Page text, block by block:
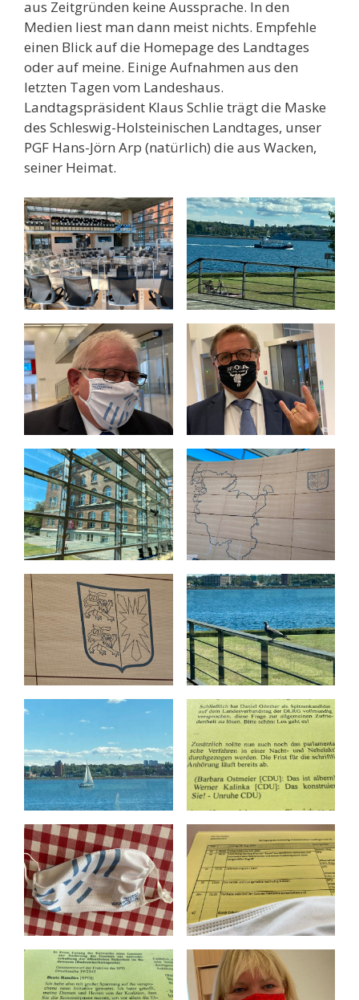
aus Zeitgründen keine Aussprache. In den
Medien liest man dann meist nichts. Empfehle
einen Blick auf die Homepage des Landtages
oder auf meine. Einige Aufnahmen aus den
letzten Tagen vom Landeshaus.
Landtagspräsident Klaus Schlie trägt die Maske
des Schleswig-Holsteinischen Landtages, unser
PGF Hans-Jörn Arp (natürlich) die aus Wacken,
seiner Heimat.